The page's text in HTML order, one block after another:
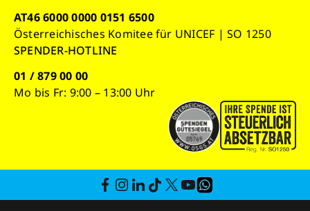
AT46 6000 0000 0151 6500
Österreichisches Komitee für UNICEF | SO 1250
SPENDER-HOTLINE
01 / 879 00 00
Mo bis Fr: 9:00 – 13:00 Uhr